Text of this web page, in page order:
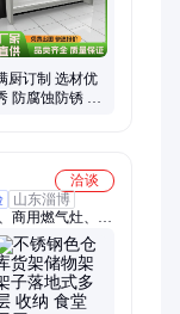
厨订制 选材优
防腐蚀防锈 不
洽谈
山东淄博
商用燃气灶、食
柜、蒸饭柜蒸
、超声波洗碗
风幕柜、冷藏柜